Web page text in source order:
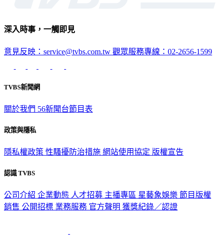
深入時事，一觸即見
意見反映：service@tvbs.com.tw 觀眾服務專線：02-2656-1599
TVBS新聞網
關於我們 56新聞台節目表
政策與隱私
隱私權政策 性騷擾防治措施 網站使用協定 版權宣告
認識 TVBS
公司介紹 企業動態 人才招募 主播專區 星藝象娛樂 節目版權
銷售 公開招標 業務服務 官方聲明 獲獎紀錄／認證